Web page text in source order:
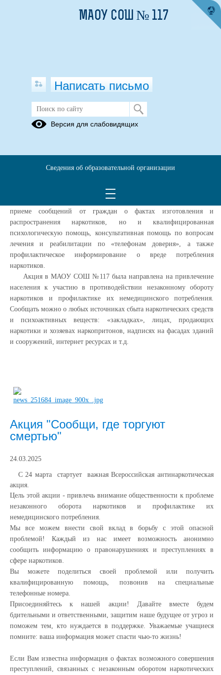
Акция "Сообщи где торгуют
смертью"
Традиционно участниками и организаторами «Сообщи, где
органы, учреждения здравоохранения, общественные и
волонтерские организации. Их задача заключается не только в
приеме сообщений от граждан о фактах изготовления и
распространения наркотиков, но и квалифицированная
психологическую помощь, консультативная помощь по вопросам
лечения и реабилитации по «телефонам доверия», а также
профилактическое информирование о вреде потребления
наркотиков.
Акция в МАОУ СОШ №117 была направлена на привлечение
населения к участию в противодействии незаконному обороту
наркотиков и профилактике их немедицинского потребления.
Сообщать можно о любых источниках сбыта наркотических средств
и психоактивных веществ: «закладках», лицах, продающих
наркотики и хозяевах наркопритонов, надписях на фасадах зданий
и сооружений, интернет ресурсах и т.д.
Акция "Сообщи, где торгуют
смертью"
24.03.2025
С 24 марта стартует важная Всероссийская антинаркотическая
акция.
Цель этой акции - привлечь внимание общественности к проблеме
незаконного оборота наркотиков и профилактике их
немедицинского потребления.
Мы все можем внести свой вклад в борьбу с этой опасной
проблемой! Каждый из нас имеет возможность анонимно
сообщить информацию о правонарушениях и преступлениях в
сфере наркотиков.
Вы можете поделиться своей проблемой или получить
квалифицированную помощь, позвонив на специальные
телефонные номера.
Присоединяйтесь кнашей акции! Давайте вместе будем
бдительными и ответственными, защитим наше будущее от угроз и
поможем тем, кто нуждается в поддержке. Уважаемые учащиеся
помните: ваша информация может спасти чью-то жизнь!
Если Вам известна информация о фактах возможного совершения
преступлений, связанных с незаконным оборотом наркотических
МАОУ СОШ № 117
Написать письмо
Версия для слабовидящих
Сведения об образовательной организации